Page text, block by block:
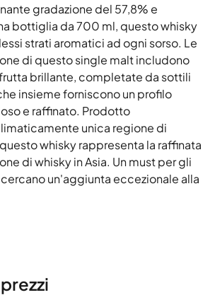
gradazione del 57,8% e
bottiglia da 700 ml, questo whisky
strati aromatici ad ogni sorso. Le
di questo single malt includono
brillante, completate da sottili
insieme forniscono un profilo
e raffinato. Prodotto
unica regione di
questo whisky rappresenta la raffinata
di whisky in Asia. Un must per gli
un'aggiunta eccezionale alla